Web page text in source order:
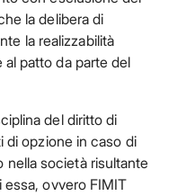
la delibera di
la realizzabilità
patto da parte del
del diritto di
di opzione in caso di
nella società risultante
ovvero FIMIT